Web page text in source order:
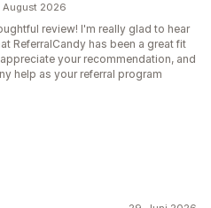
August 2026
review! I'm really glad to hear
ReferralCandy has been a great fit
your recommendation, and
help as your referral program